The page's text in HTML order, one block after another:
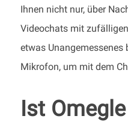
Ihnen nicht nur, über
Videochats mit
etwas
Mikrofon, um mit dem
Ist